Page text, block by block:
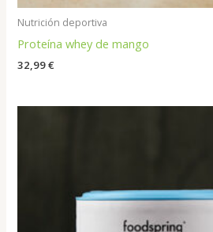
Nutrición deportiva
Proteína whey de mango
32,99€